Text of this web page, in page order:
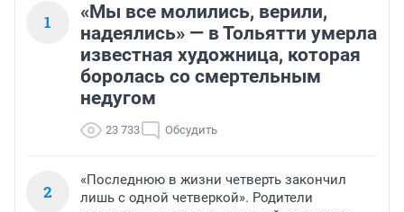
1
«Мы все молились, верили,
надеялись» — в Тольятти умерла
известная художница, которая
боролась со смертельным
недугом
23 733 Обсудить
2
«Последнюю в жизни четверть закончил
лишь с одной четверкой». Родители